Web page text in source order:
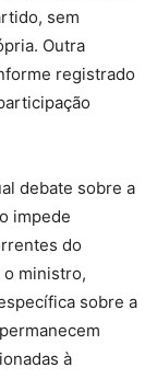
sem
Outra
registrado
debate sobre a
impede
do
ministro,
sobre a
à